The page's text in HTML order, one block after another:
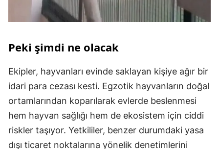
Peki şimdi ne olacak
Ekipler, hayvanları evinde saklayan kişiye ağır bir
idari para cezası kesti. Egzotik hayvanların doğal
ortamlarından koparılarak evlerde beslenmesi
hem hayvan sağlığı hem de ekosistem için ciddi
riskler taşıyor. Yetkililer, benzer durumdaki yasa
dışı ticaret noktalarına yönelik denetimlerini